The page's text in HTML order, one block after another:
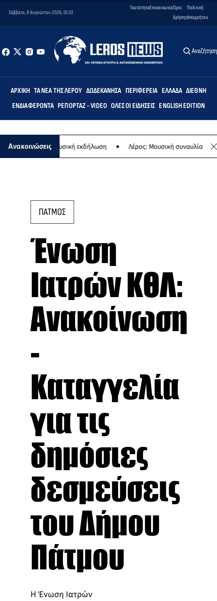
Σάββατο, 8 Αυγούστου 2026, 01:53
ΤαυτότηταΕπικοινωνίαΌροι
Χρήσης
Πολιτική
Απορρήτου
Αναζήτηση
ΑΡΧΙΚΉ ΤΑ ΝΈΑ ΤΗΣ ΛΈΡΟΥ ΔΩΔΕΚΆΝΗΣΑ ΠΕΡΙΦΈΡΕΙΑ ΕΛΛΆΔΑ ΔΙΕΘΝΉ
ΕΝΔΙΑΦΈΡΟΝΤΑ ΡΕΠΟΡΤΆΖ - VIDEO ΌΛΕΣ ΟΙ ΕΙΔΉΣΕΙΣ ENGLISH EDITION
Ανακοινώσεις
- Μουσική εκδήλωση Λέρος: Μουσική συναυλία των
ΠΑΤΜΟΣ
Ένωση
Ιατρών ΚΘΛ:
Ανακοίνωση
-
Καταγγελία
για τις
δημόσιες
δεσμεύσεις
του Δήμου
Πάτμου
Η Ένωση Ιατρών